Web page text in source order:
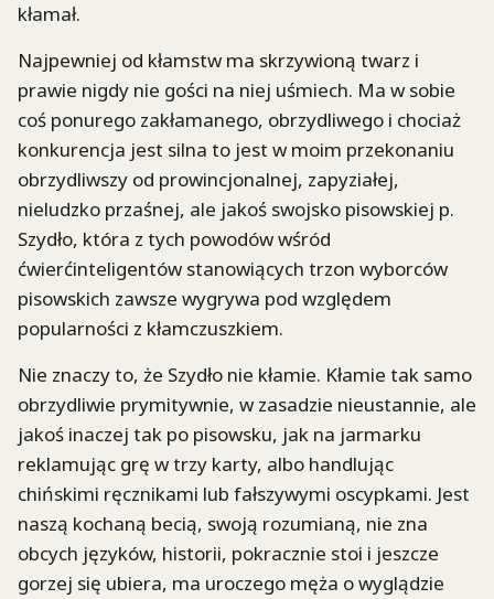
kłamał.
Najpewniej od kłamstw ma skrzywioną twarz i
prawie nigdy nie gości na niej uśmiech. Ma w sobie
coś ponurego zakłamanego, obrzydliwego i chociaż
konkurencja jest silna to jest w moim przekonaniu
obrzydliwszy od prowincjonalnej, zapyziałej,
nieludzko przaśnej, ale jakoś swojsko pisowskiej p.
Szydło, która z tych powodów wśród
ćwierćinteligentów stanowiących trzon wyborców
pisowskich zawsze wygrywa pod względem
popularności z kłamczuszkiem.
Nie znaczy to, że Szydło nie kłamie. Kłamie tak samo
obrzydliwie prymitywnie, w zasadzie nieustannie, ale
jakoś inaczej tak po pisowsku, jak na jarmarku
reklamując grę w trzy karty, albo handlując
chińskimi ręcznikami lub fałszywymi oscypkami. Jest
naszą kochaną becią, swoją rozumianą, nie zna
obcych języków, historii, pokracznie stoi i jeszcze
gorzej się ubiera, ma uroczego męża o wyglądzie